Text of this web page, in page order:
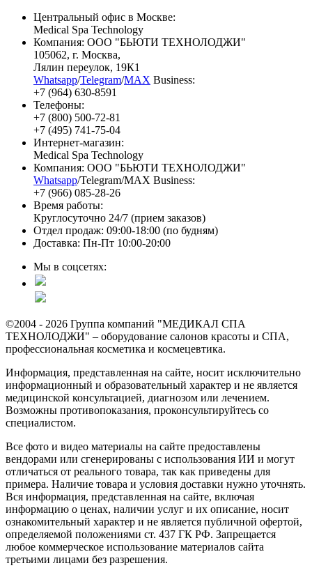
Центральный офис в Москве:
Medical Spa Technology
Компания: ООО "БЬЮТИ ТЕХНОЛОДЖИ"
105062, г. Москва,
Лялин переулок, 19К1
Whatsapp/Telegram/MAX Business:
+7 (964) 630-8591
Телефоны:
+7 (800) 500-72-81
+7 (495) 741-75-04
Интернет-магазин:
Medical Spa Technology
Компания: ООО "БЬЮТИ ТЕХНОЛОДЖИ"
Whatsapp/Telegram/MAX Business:
+7 (966) 085-28-26
Время работы:
Круглосуточно 24/7 (прием заказов)
Отдел продаж: 09:00-18:00 (по будням)
Доставка: Пн-Пт 10:00-20:00
Мы в соцсетях:
©2004 - 2026 Группа компаний "МЕДИКАЛ СПА
ТЕХНОЛОДЖИ" – оборудование салонов красоты и СПА,
профессиональная косметика и космецевтика.
Информация, представленная на сайте, носит исключительно
информационный и образовательный характер и не является
медицинской консультацией, диагнозом или лечением.
Возможны противопоказания, проконсультируйтесь со
специалистом.
Все фото и видео материалы на сайте предоставлены
вендорами или сгенерированы с использования ИИ и могут
отличаться от реального товара, так как приведены для
примера. Наличие товара и условия доставки нужно уточнять.
Вся информация, представленная на сайте, включая
информацию о ценах, наличии услуг и их описание, носит
ознакомительный характер и не является публичной офертой,
определяемой положениями ст. 437 ГК РФ. Запрещается
любое коммерческое использование материалов сайта
третьими лицами без разрешения.